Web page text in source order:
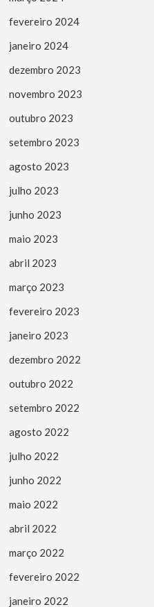
fevereiro 2024
janeiro 2024
dezembro 2023
novembro 2023
outubro 2023
setembro 2023
agosto 2023
julho 2023
junho 2023
maio 2023
abril 2023
março 2023
fevereiro 2023
janeiro 2023
dezembro 2022
outubro 2022
setembro 2022
agosto 2022
julho 2022
junho 2022
maio 2022
abril 2022
março 2022
fevereiro 2022
janeiro 2022